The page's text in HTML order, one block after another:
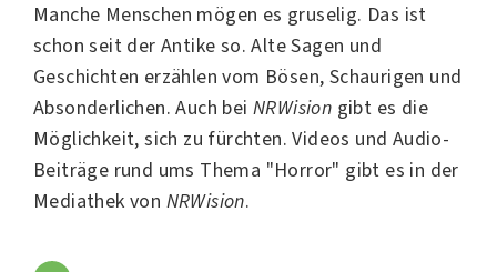
Manche Menschen mögen es gruselig. Das ist
schon seit der Antike so. Alte Sagen und
Geschichten erzählen vom Bösen, Schaurigen und
Absonderlichen. Auch bei NRWision gibt es die
Möglichkeit, sich zu fürchten. Videos und Audio-
Beiträge rund ums Thema "Horror" gibt es in der
Mediathek von NRWision.